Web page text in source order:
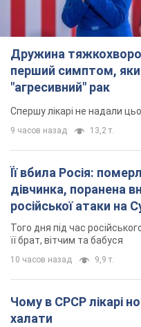
Дружина
перший симптом,
"агресивний" рак
Спершу лікарі не надали
9 часов назад 13,2 т.
Її вбила Росія:
дівчинка, поранена
російської атаки на
Того дня під час
її брат, вітчим та бабуся
10 часов назад 9,9 т.
Чому в СРСР лікарі
халати